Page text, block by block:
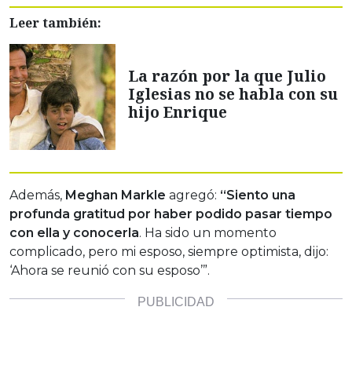
Leer también:
La razón por la que Julio
Iglesias no se habla con su
hijo Enrique
Además, Meghan Markle agregó: “Siento una
profunda gratitud por haber podido pasar tiempo
con ella y conocerla. Ha sido un momento
complicado, pero mi esposo, siempre optimista, dijo:
‘Ahora se reunió con su esposo’”.